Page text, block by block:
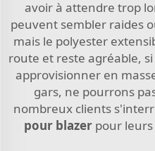
avoir à attendre trop
peuvent sembler raides
mais le polyester
route et reste agréable,
approvisionner en
gars, ne pourrons
nombreux clients
pour blazer pour